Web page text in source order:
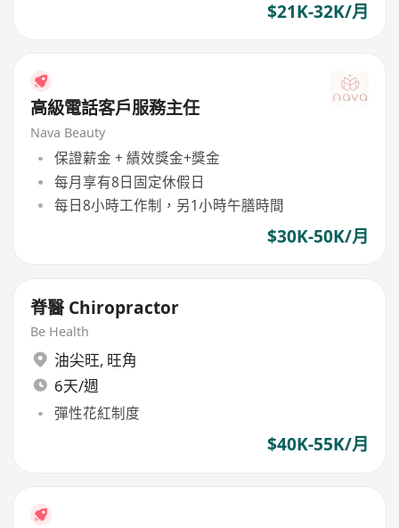
$21K-32K/月
高級電話客戶服務主任
Nava Beauty
保證薪金 + 績效獎金+獎金
每月享有8日固定休假日
每日8小時工作制，另1小時午膳時間
$30K-50K/月
脊醫 Chiropractor
Be Health
油尖旺, 旺角
6天/週
彈性花紅制度
$40K-55K/月